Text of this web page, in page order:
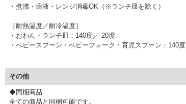
・煮沸・薬液・レンジ消毒OK（※ランチ皿を除く）
［耐熱温度／耐冷温度］
・おわん・ランチ皿：140度／-20度
・ベビースプーン・ベビーフォーク・育児スプーン：140度
その他
◆同梱商品
全ての商品と同梱可能です。